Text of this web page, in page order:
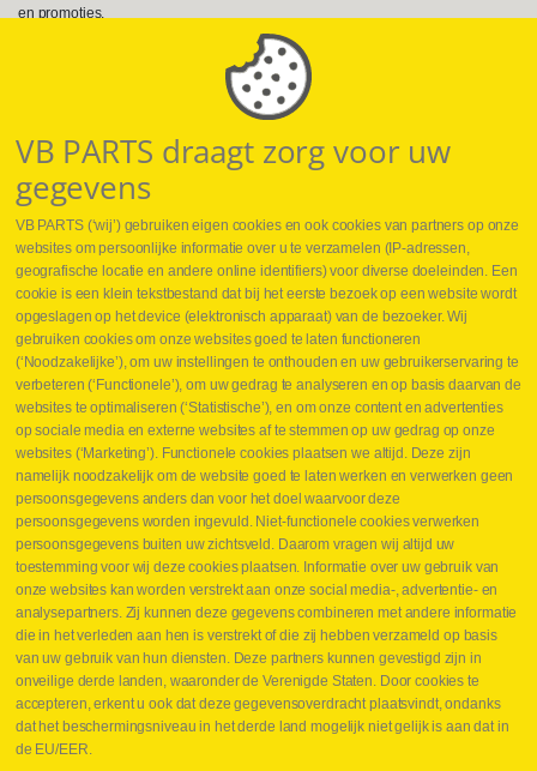
en promoties.
Volg ons op Social Media
Webshop
Nieuws
Jobs
Contact
Leveringen
Drukcontrole set
Persmaten
Herstellen cilinders
Hoe opmeten?
Hydrogroepen
Hydraulische slangen
Contact VB Parts
Abraham Hansstraat 7 ,B-8800 Roeselare
Tel. +32 (0)51 24 06 05
E-mail info@vbparts.be
⏳ Laatste maand Webtec-promotie!
VB PARTS draagt zorg voor uw
gegevens
VB PARTS (‘wij’) gebruiken eigen cookies en ook cookies van partners op onze
websites om persoonlijke informatie over u te verzamelen (IP-adressen,
geografische locatie en andere online identifiers) voor diverse doeleinden. Een
cookie is een klein tekstbestand dat bij het eerste bezoek op een website wordt
opgeslagen op het device (elektronisch apparaat) van de bezoeker. Wij
gebruiken cookies om onze websites goed te laten functioneren
(‘Noodzakelijke’), om uw instellingen te onthouden en uw gebruikerservaring te
verbeteren (‘Functionele’), om uw gedrag te analyseren en op basis daarvan de
websites te optimaliseren (‘Statistische’), en om onze content en advertenties
op sociale media en externe websites af te stemmen op uw gedrag op onze
websites (‘Marketing’). Functionele cookies plaatsen we altijd. Deze zijn
namelijk noodzakelijk om de website goed te laten werken en verwerken geen
persoonsgegevens anders dan voor het doel waarvoor deze
persoonsgegevens worden ingevuld. Niet-functionele cookies verwerken
persoonsgegevens buiten uw zichtsveld. Daarom vragen wij altijd uw
toestemming voor wij deze cookies plaatsen. Informatie over uw gebruik van
onze websites kan worden verstrekt aan onze social media-, advertentie- en
analysepartners. Zij kunnen deze gegevens combineren met andere informatie
die in het verleden aan hen is verstrekt of die zij hebben verzameld op basis
van uw gebruik van hun diensten. Deze partners kunnen gevestigd zijn in
onveilige derde landen, waaronder de Verenigde Staten. Door cookies te
accepteren, erkent u ook dat deze gegevensoverdracht plaatsvindt, ondanks
dat het beschermingsniveau in het derde land mogelijk niet gelijk is aan dat in
de EU/EER.